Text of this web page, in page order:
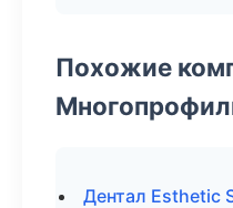
Похожие
Дентал Esthetic